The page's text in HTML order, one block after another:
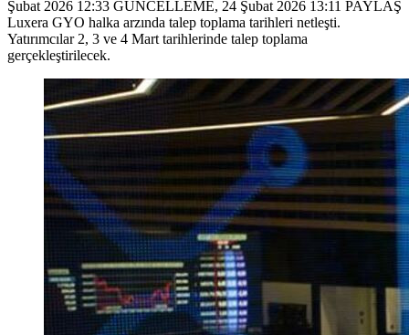
Şubat 2026 12:33 GÜNCELLEME, 24 Şubat 2026 13:11 PAYLAŞ
Luxera GYO halka arzında talep toplama tarihleri netleşti.
Yatırımcılar 2, 3 ve 4 Mart tarihlerinde talep toplama
gerçekleştirilecek.